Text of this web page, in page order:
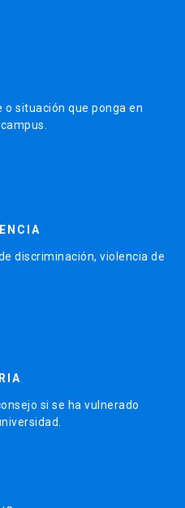
situación que ponga en
discriminación, violencia de
si se ha vulnerado